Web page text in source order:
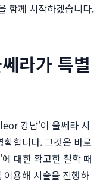
함께 시작하겠습니다.
라가 특별
강남'이 울쎄라 시
합니다. 그것은 바로
대한 확고한 철학 때
이용해 시술을 진행하